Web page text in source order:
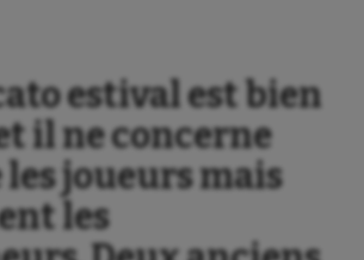
estival est bien
il ne concerne
les joueurs mais
les